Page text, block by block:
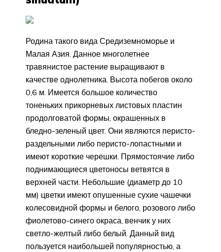
Родина такого вида Средиземноморье и
Малая Азия. Данное многолетнее
травянистое растение выращивают в
качестве однолетника. Высота побегов около
0,6 м. Имеется большое количество
тоненьких прикорневых листовых пластин
продолговатой формы, окрашенных в
бледно-зеленый цвет. Они являются перисто-
раздельными либо перисто-лопастными и
имеют короткие черешки. Прямостоячие либо
поднимающиеся цветоносы ветвятся в
верхней части. Небольшие (диаметр до 10
мм) цветки имеют опушенные сухие чашечки
колесовидной формы и белого, розового либо
фиолетово-синего окраса, венчик у них
светло-желтый либо белый. Данный вид
пользуется наибольшей популярностью, а